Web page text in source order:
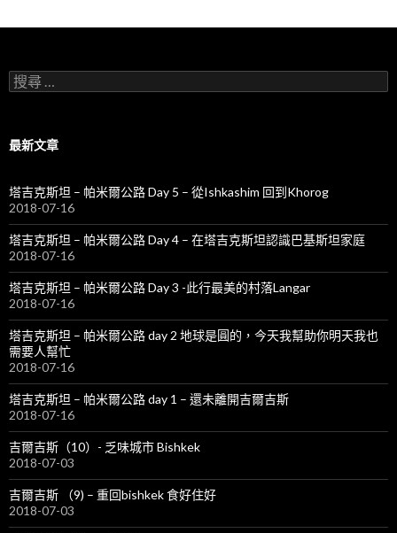
搜
尋
：
最新文章
塔吉克斯坦 – 帕米爾公路 Day 5 – 從Ishkashim 回到Khorog
2018-07-16
塔吉克斯坦 – 帕米爾公路 Day 4 – 在塔吉克斯坦認識巴基斯坦家庭
2018-07-16
塔吉克斯坦 – 帕米爾公路 Day 3 -此行最美的村落Langar
2018-07-16
塔吉克斯坦 – 帕米爾公路 day 2 地球是圓的，今天我幫助你明天我也
需要人幫忙
2018-07-16
塔吉克斯坦 – 帕米爾公路 day 1 – 還未離開吉爾吉斯
2018-07-16
吉爾吉斯（10）- 乏味城市 Bishkek
2018-07-03
吉爾吉斯 （9) – 重回bishkek 食好住好
2018-07-03